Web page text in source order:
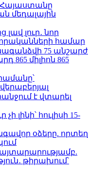
մեդալային
լուր․ նոր
համար
75 անշարժ
865 միլիոն 865
է վտարել
լինի՝ հուլիսի 15-
օձերը. որտեղ
թիրախում՝